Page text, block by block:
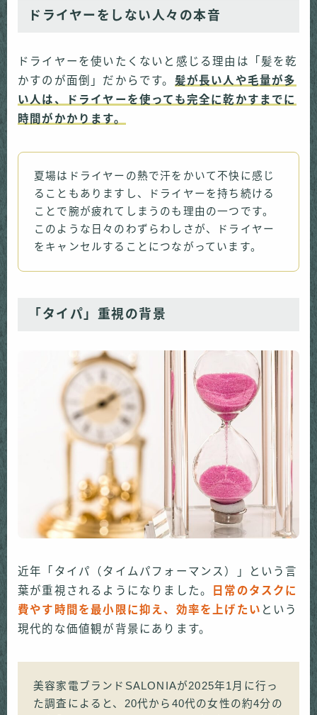
ドライヤーをしない人々の本音
ドライヤーを使いたくないと感じる理由は「髪を乾
かすのが面倒」だからです。 髪が長い人や毛量が多
い人は、ドライヤーを使っても完全に乾かすまでに
時間がかかります。
夏場はドライヤーの熱で汗をかいて不快に感じ
ることもありますし、ドライヤーを持ち続ける
ことで腕が疲れてしまうのも理由の一つです。
このような日々のわずらわしさが、ドライヤー
をキャンセルすることにつながっています。
「タイパ」重視の背景
近年「タイパ（タイムパフォーマンス）」という言
葉が重視されるようになりました。
日常のタスクに
費やす時間を最小限に抑え、効率を上げたい という
現代的な価値観が背景にあります。
美容家電ブランドSALONIAが2025年1月に行っ
た調査によると、20代から40代の女性の約4分の